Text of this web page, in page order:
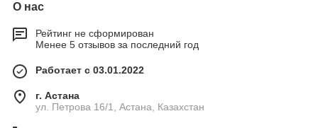
О нас
Рейтинг не сформирован
Менее 5 отзывов за последний год
Работает с 03.01.2022
г. Астана
ул. Петрова 16/1, Астана, Казахстан